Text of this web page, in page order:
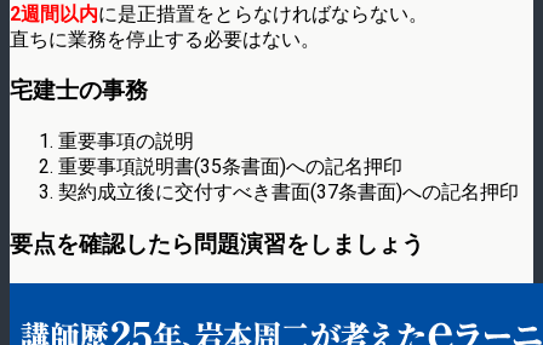
2週間以内に是正措置をとらなければならない。
直ちに業務を停止する必要はない。
宅建士の事務
重要事項の説明
重要事項説明書(35条書面)への記名押印
契約成立後に交付すべき書面(37条書面)への記名押印
要点を確認したら問題演習をしましょう